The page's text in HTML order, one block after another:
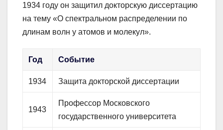
1934 году он защитил докторскую диссертацию
на тему «О спектральном распределении по
длинам волн у атомов и молекул».
Год Событие
1934 Защита докторской диссертации
1943
Профессор Московского
государственного университета